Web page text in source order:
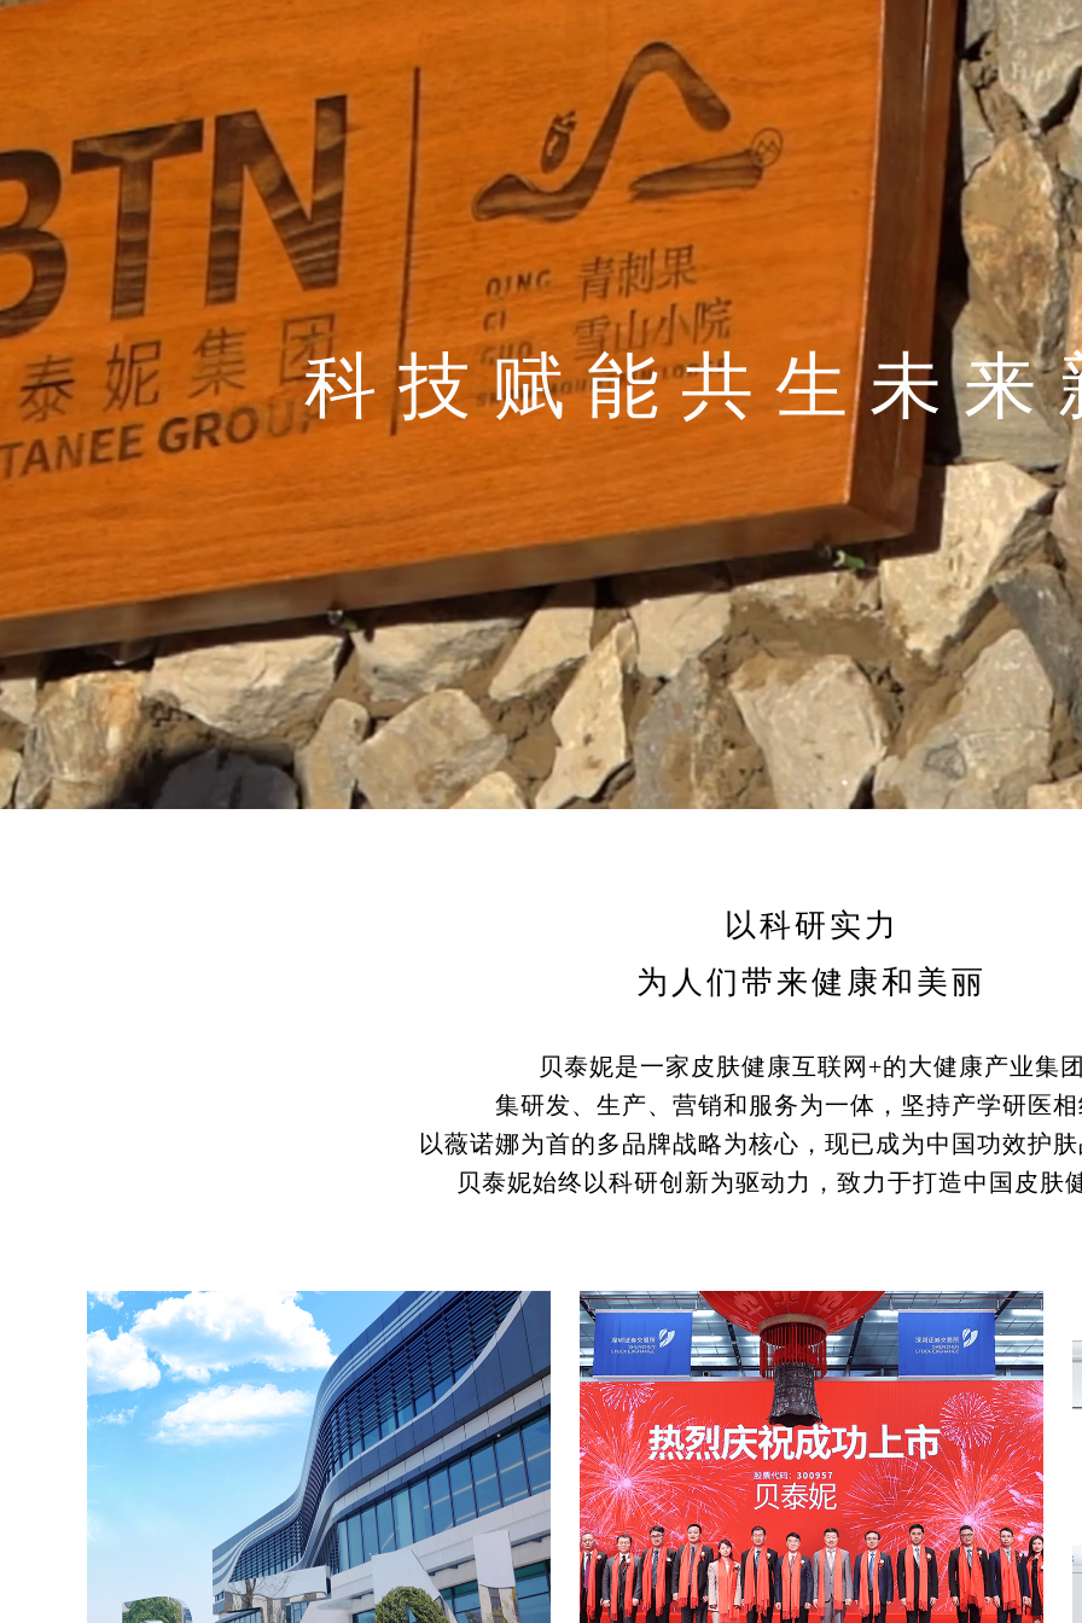
产学研医共建皮肤
滇选植萃共守生物
科技赋能共生未来
以科研实力
为人们带来健康和美丽
贝泰妮是一家皮肤健康互联网+的大健康产业集
集研发、生产、营销和服务为一体，坚持产学研医
以薇诺娜为首的多品牌战略为核心，现已成为中国功效护
贝泰妮始终以科研创新为驱动力，致力于打造中国皮肤